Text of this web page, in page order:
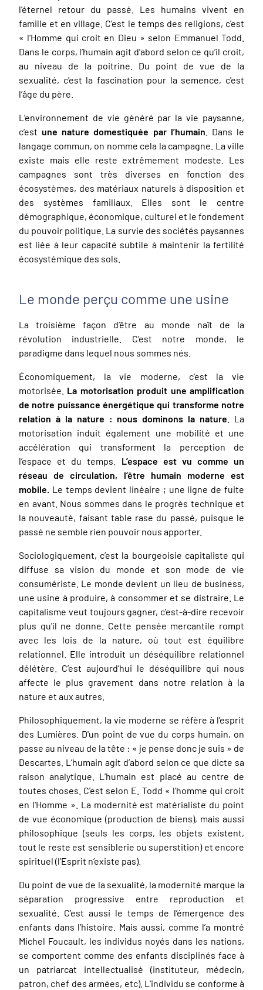
l’éternel retour du passé. Les humains vivent en
famille et en village. C’est le temps des religions, c'est
« l'Homme qui croit en Dieu » selon Emmanuel Todd.
Dans le corps, l’humain agit d’abord selon ce qu’il croit,
au niveau de la poitrine. Du point de vue de la
sexualité, c'est la fascination pour la semence, c'est
l’âge du père.
L’environnement de vie généré par la vie paysanne,
c’estune nature domestiquée par l’humain . Dans le
langage commun, on nomme cela la campagne. La ville
existe mais elle reste extrêmement modeste. Les
campagnes sont très diverses en fonction des
écosystèmes, des matériaux naturels à disposition et
des systèmes familiaux. Elles sont le centre
démographique, économique, culturel et le fondement
du pouvoir politique. La survie des sociétés paysannes
est liée à leur capacité subtile à maintenir la fertilité
écosystémique des sols.
Le monde perçu comme une usine
La troisième façon d’être au monde naît de la
révolution industrielle. C’est notre monde, le
paradigme dans lequel nous sommes nés.
Économiquement, la vie moderne, c'est la vie
motorisée. La motorisation produit une amplification
de notre puissance énergétique qui transforme notre
relation à la nature : nous dominons la nature . La
motorisation induit également une mobilité et une
accélération qui transforment la perception de
l’espace et du temps. L’espace est vu comme un
réseau de circulation, l’être humain moderne est
mobile. Le temps devient linéaire ; une ligne de fuite
en avant. Nous sommes dans le progrès technique et
la nouveauté, faisant table rase du passé, puisque le
passé ne semble rien pouvoir nous apporter.
Sociologiquement, c’est la bourgeoisie capitaliste qui
diffuse sa vision du monde et son mode de vie
consumériste. Le monde devient un lieu de business,
une usine à produire, à consommer et se distraire. Le
capitalisme veut toujours gagner, c'est-à-dire recevoir
plus qu'il ne donne. Cette pensée mercantile rompt
avec les lois de la nature, où tout est équilibre
relationnel.
Elle introduit un déséquilibre relationnel
délétère. C’est aujourd’hui le déséquilibre qui nous
affecte le plus gravement dans notre relation à la
nature et aux autres.
Philosophiquement, la vie moderne se réfère à l'esprit
des Lumières. D'un point de vue du corps humain, on
passe au niveau de la tête : « je pense donc je suis » de
Descartes. L’humain agit d’abord selon ce que dicte sa
raison analytique. L’humain est placé au centre de
toutes choses. C'est selon E. Todd « l'homme qui croit
en l'Homme ». La modernité est matérialiste du point
de vue économique (production de biens), mais aussi
philosophique (seuls les corps, les objets existent,
tout le reste est sensiblerie ou superstition) et encore
spirituel (l’Esprit n’existe pas).
Du point de vue de la sexualité, la modernité marque la
séparation progressive entre reproduction et
sexualité. C'est aussi le temps de l’émergence des
enfants dans l’histoire. Mais aussi, comme l’a montré
Michel Foucault, les individus noyés dans les nations,
se comportent comme des enfants disciplinés face à
un patriarcat intellectualisé (instituteur, médecin,
patron, chef des armées, etc). L’individu se conforme à